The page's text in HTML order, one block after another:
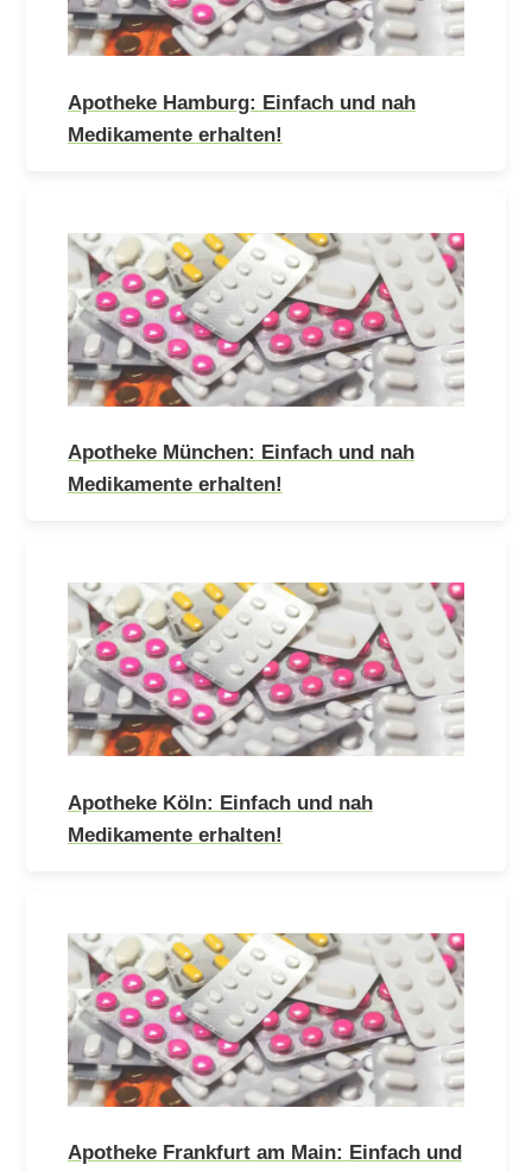
Apotheke Hamburg: Einfach und nah
Medikamente erhalten!
Apotheke München: Einfach und nah
Medikamente erhalten!
Apotheke Köln: Einfach und nah
Medikamente erhalten!
Apotheke Frankfurt am Main: Einfach und